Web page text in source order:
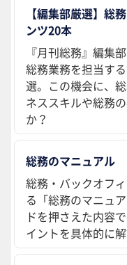
【編集部厳選】総
ンツ20本
『月刊総務』編集
総務業務を担当す
選。この機会に、
ネススキルや総務
か？
総務のマニュアル
総務・バックオフ
る「総務のマニュ
ドを押さえた内容
イントを具体的に